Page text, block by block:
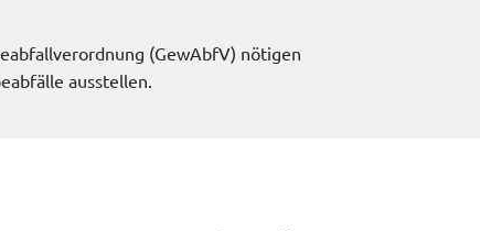
(GewAbfV) nötigen
ausstellen.